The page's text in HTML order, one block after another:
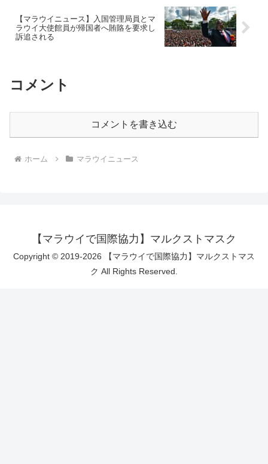
【マラウイニュース】入国管理局員とマ
ラウイ大使館員が帰国者へ賄賂を要求し
訴追される
コメント
コメントを書き込む
ホーム マラウイニュース
【マラウイで国際協力】マルクストマスク
Copyright © 2019-2026 【マラウイで国際協力】マルクストマス
ク All Rights Reserved.